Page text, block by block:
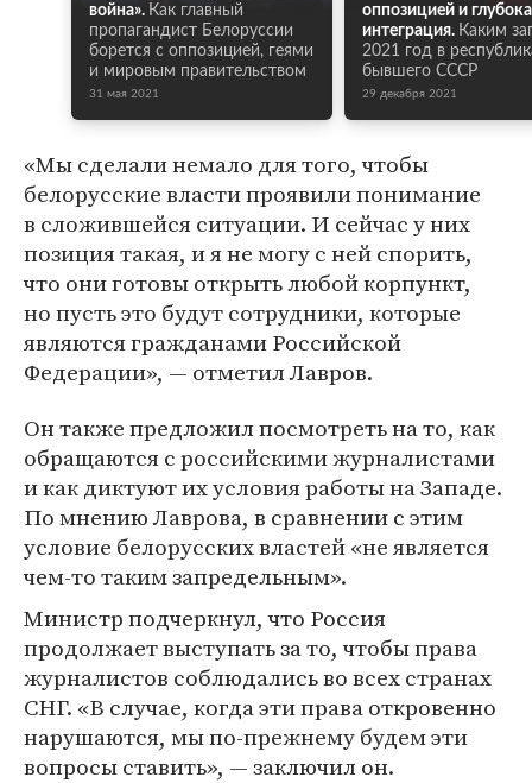
война». Как главный
пропагандист Белоруссии
борется с оппозицией, геями
и мировым правительством
31 мая 2021
оппозицией и
интеграция. Каким
2021 год в
бывшего СССР
29 декабря 2021
«Мы сделали немало для того, чтобы
белорусские власти проявили понимание
в сложившейся ситуации. И сейчас у них
позиция такая, и я не могу с ней спорить,
что они готовы открыть любой корпункт,
но пусть это будут сотрудники, которые
являются гражданами Российской
Федерации», — отметил Лавров.
Он также предложил посмотреть на то, как
обращаются с российскими журналистами
и как диктуют их условия работы на Западе.
По мнению Лаврова, в сравнении с этим
условие белорусских властей «не является
чем-то таким запредельным».
Министр подчеркнул, что Россия
продолжает выступать за то, чтобы права
журналистов соблюдались во всех странах
СНГ. «В случае, когда эти права откровенно
нарушаются, мы по-прежнему будем эти
вопросы ставить», — заключил он.